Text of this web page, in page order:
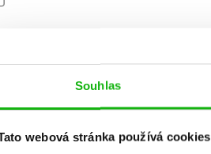
Souhlas
webová stránka používá cookies